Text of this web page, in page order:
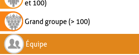
et 100)
Grand groupe (> 100)
Équipe